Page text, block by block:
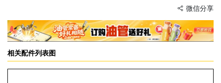
微信分享
相关配件列表图